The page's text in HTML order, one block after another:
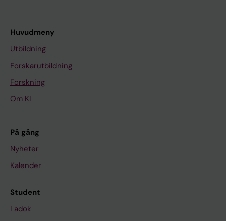
Huvudmeny
Utbildning
Forskarutbildning
Forskning
Om KI
På gång
Nyheter
Kalender
Student
Ladok